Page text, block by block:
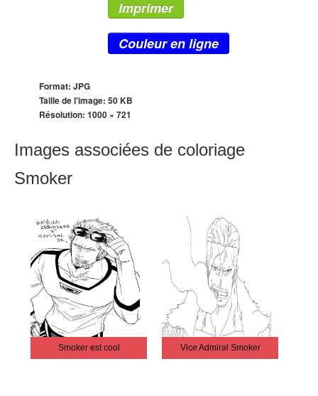
Imprimer
Couleur en ligne
Format: JPG
Taille de l'image: 50 KB
Résolution: 1000 × 721
Images associées de coloriage
Smoker
Smoker est cool Vice Admiral Smoker